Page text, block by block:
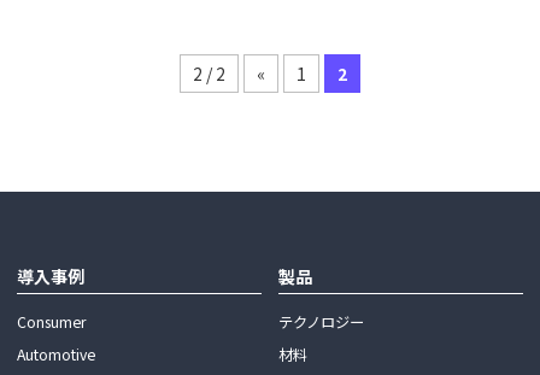
2 / 2 « 1 2
導入事例
Consumer
Automoti​ve
製品
テクノロジー
材料